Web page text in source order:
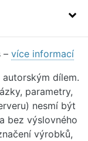
– více informací
dílem.
parametry,
nesmí být
bez výslovného
výrobků,